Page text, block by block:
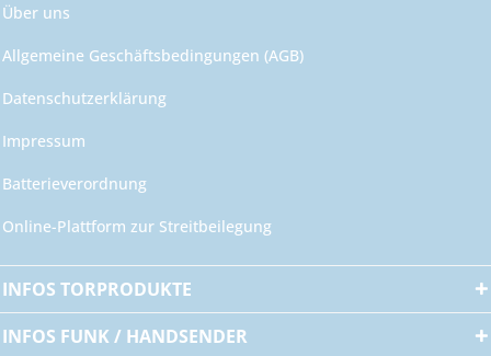
Über uns
Allgemeine Geschäftsbedingungen (AGB)
Datenschutzerklärung
Impressum
Batterieverordnung
Online-Plattform zur Streitbeilegung
INFOS TORPRODUKTE
INFOS FUNK / HANDSENDER